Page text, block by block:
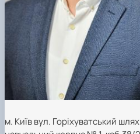
м. Київ вул. Горіхуватський